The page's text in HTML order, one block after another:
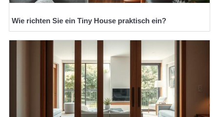
Wie richten Sie ein Tiny House praktisch ein?